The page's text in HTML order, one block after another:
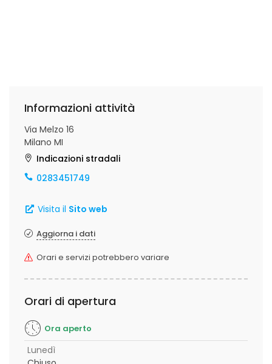
Informazioni attività
Via Melzo 16
Milano MI
Indicazioni stradali
0283451749
Visita il Sito web
Aggiorna i dati
Orari e servizi potrebbero variare
Orari di apertura
Ora aperto
Lunedì